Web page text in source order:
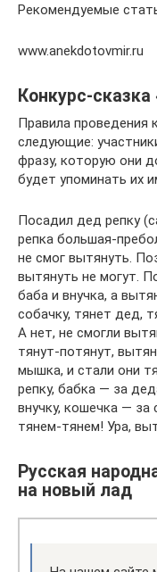
Рекомендуемые
www.anekdotovmir.ru
Конкурс-сказка
Правила проведения
следующие:
фразу, которую они
будет упоминать их
Посадил дед репку
репка большая-
не смог вытянуть.
вытянуть не могут.
баба и внучка, а
собачку, тянет дед,
А нет, не смогли
тянут-потянут,
мышка, и стали они
репку, бабка — за
внучку, кошечка —
тянем-тянем! Ура,
Русская
на новый лад